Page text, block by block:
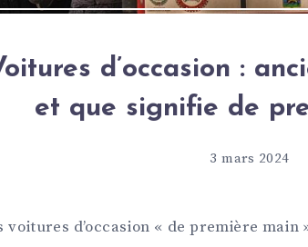
d’occasion :
et que signifie de
3 mars 2024
voitures d’occasion « de première main